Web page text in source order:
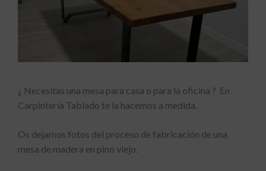
¿ Necesitas una mesa para casa o para la oficina ? En
Carpintería Tablado te la hacemos a medida.
Os dejamos fotos del proceso de fabricación de una
mesa de madera en pino viejo.